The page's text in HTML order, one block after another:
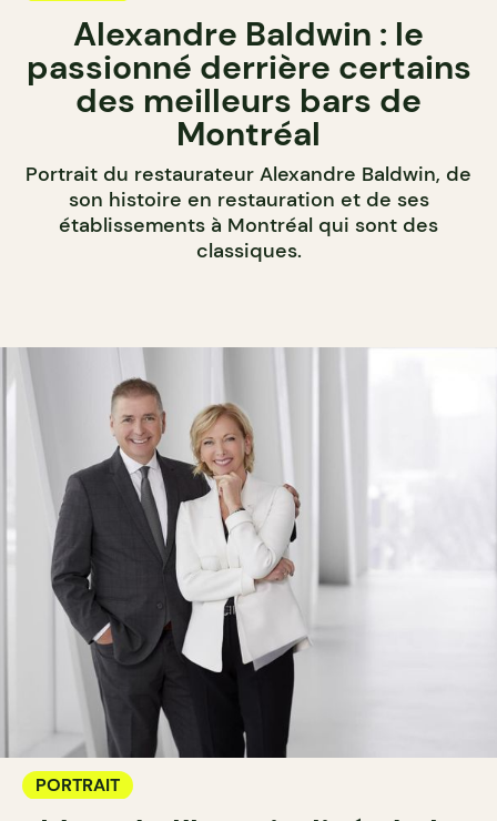
Alexandre Baldwin : le
passionné derrière certains
des meilleurs bars de
Montréal
Portrait du restaurateur Alexandre Baldwin, de
son histoire en restauration et de ses
établissements à Montréal qui sont des
classiques.
PORTRAIT